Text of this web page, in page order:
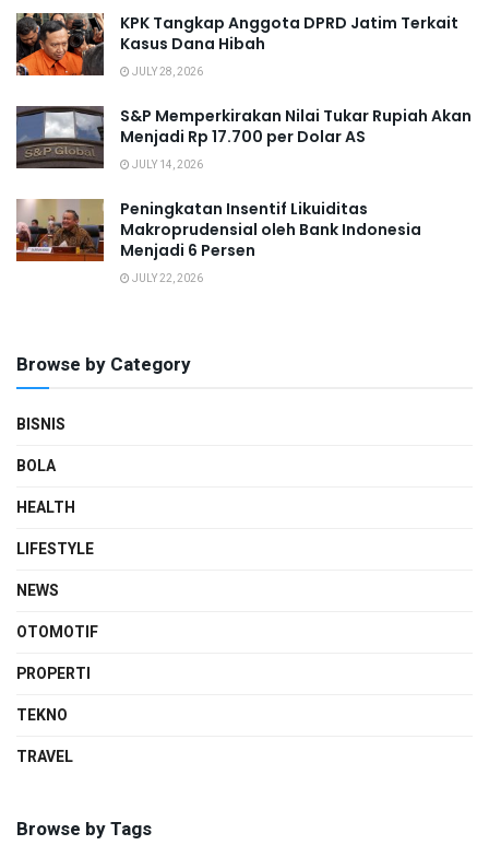
KPK Tangkap Anggota DPRD Jatim Terkait
Kasus Dana Hibah
JULY 28, 2026
S&P Memperkirakan Nilai Tukar Rupiah Akan
Menjadi Rp 17.700 per Dolar AS
JULY 14, 2026
Peningkatan Insentif Likuiditas
Makroprudensial oleh Bank Indonesia
Menjadi 6 Persen
JULY 22, 2026
Browse by Category
BISNIS
BOLA
HEALTH
LIFESTYLE
NEWS
OTOMOTIF
PROPERTI
TEKNO
TRAVEL
Browse by Tags